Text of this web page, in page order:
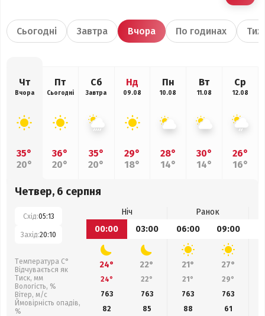
Сьогодні Завтра Вчора По годинах
Чт
Вчора
35°
20°
Пт
Сьогодні
36°
20°
Сб
Завтра
35°
20°
Нд
09.08
29°
18°
Пн
10.08
28°
14°
Вт
11.08
30°
14°
Ср
12.08
26°
16°
Четвер, 6 серпня
Схід:05:13
Захід:20:10
Температура С°
Відчувається як
Тиск, мм
Вологість, %
Вітер, м/с
Ймовірність опадів,
%
Ніч
Ранок
00:00
03:00 06:00 09:00
24° 22° 21° 27°
24° 22° 21° 29°
763
763 763 763
82
85 88 61